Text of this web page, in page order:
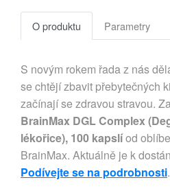
O produktu Parametry
S novým rokem řada z nás
se chtějí zbavit přebytečných
začínají se zdravou stravou.
BrainMax DGL Complex
lékořice), 100 kapslíod
BrainMax. Aktuálně je k
Podívejte se na podrobnosti.